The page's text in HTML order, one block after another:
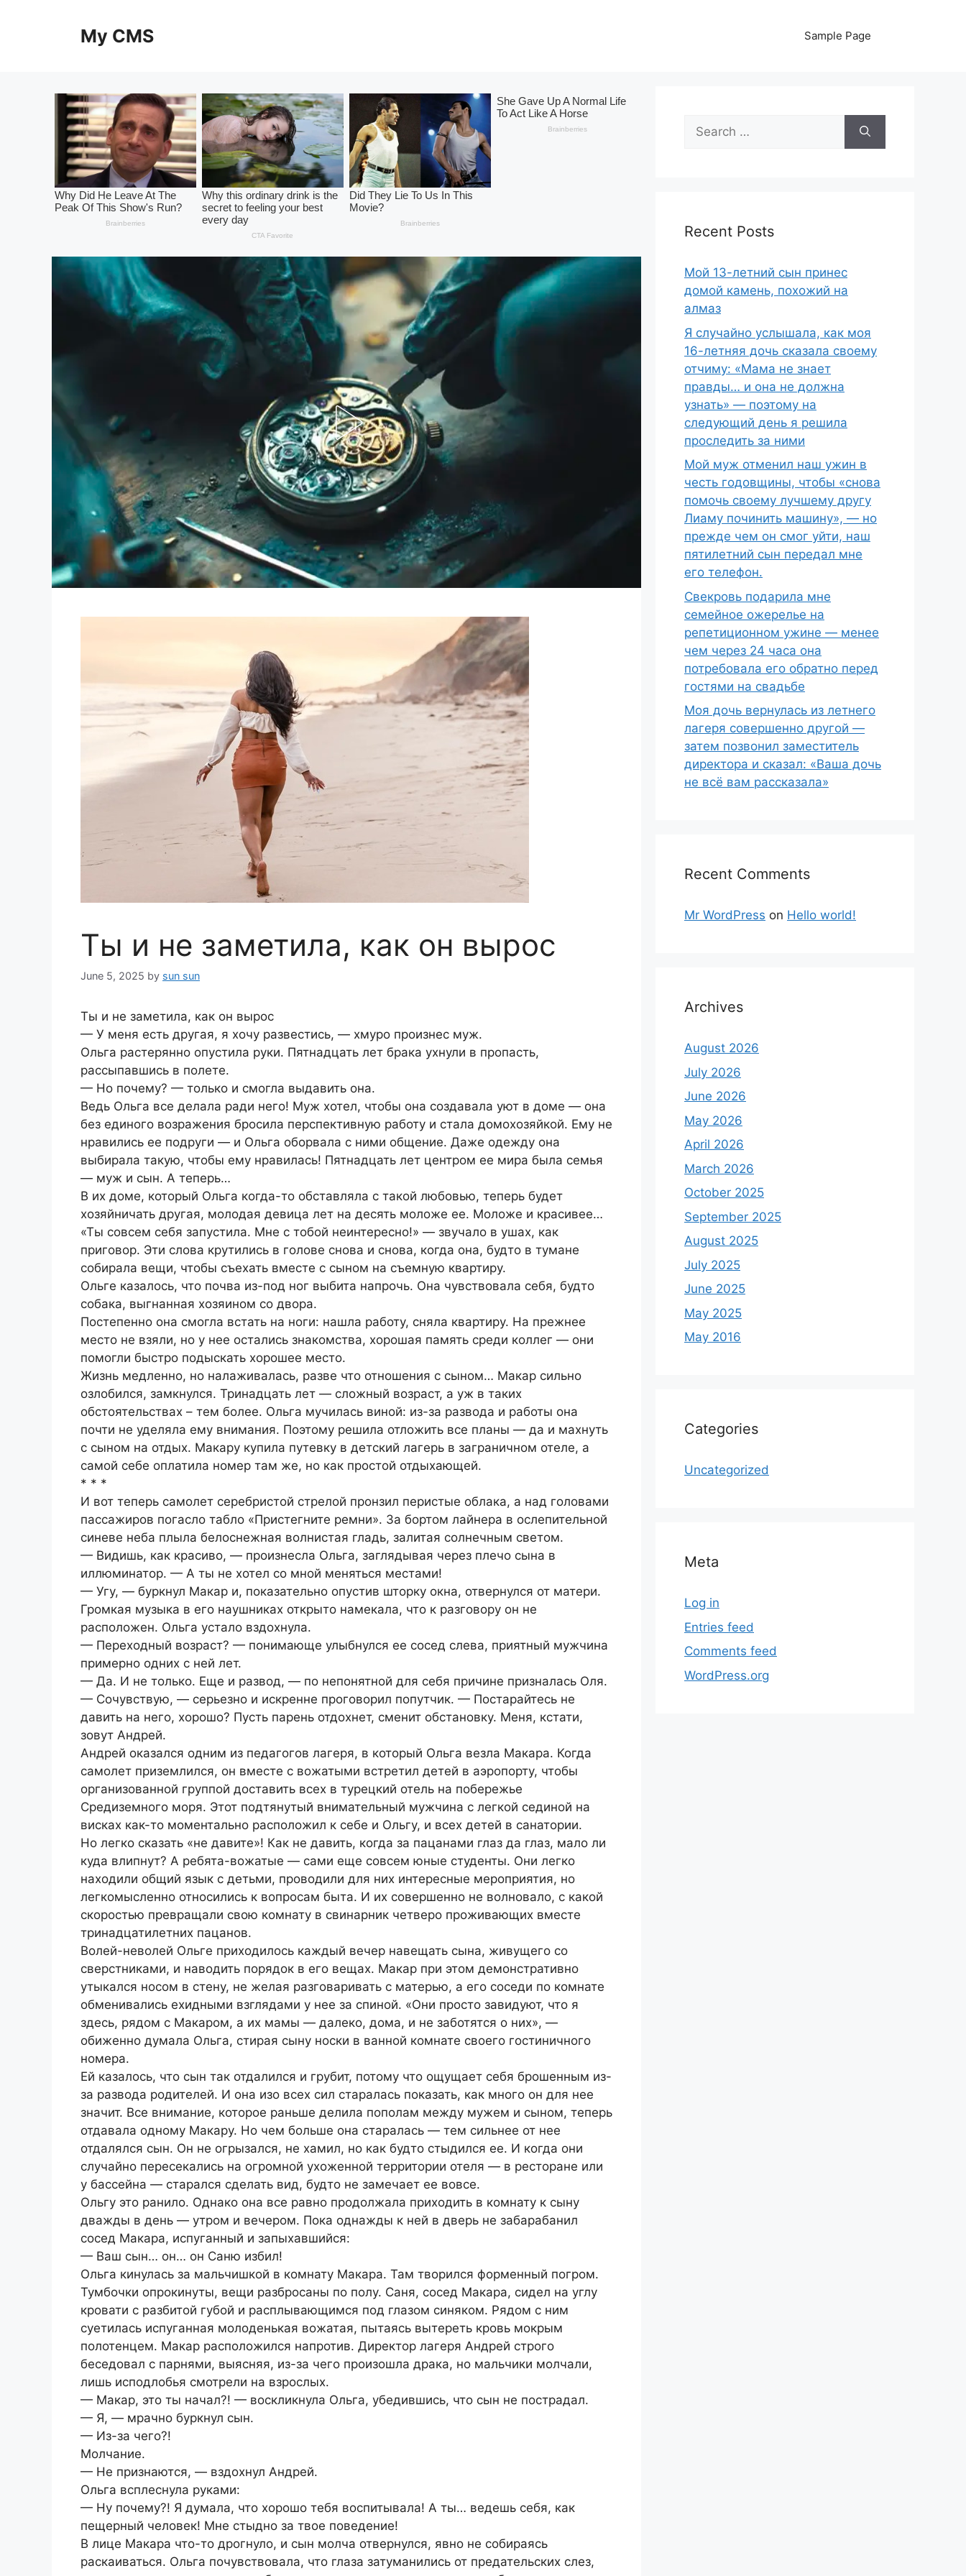
My CMS Sample Page
Ты и не заметила, как он вырос
June 5, 2025 by sun sun
Ты и не заметила, как он вырос
— У меня есть другая, я хочу развестись, — хмуро произнес муж.
Ольга растерянно опустила руки. Пятнадцать лет брака ухнули в пропасть,
рассыпавшись в полете.
— Но почему? — только и смогла выдавить она.
Ведь Ольга все делала ради него! Муж хотел, чтобы она создавала уют в доме — она
без единого возражения бросила перспективную работу и стала домохозяйкой. Ему не
нравились ее подруги — и Ольга оборвала с ними общение. Даже одежду она
выбирала такую, чтобы ему нравилась! Пятнадцать лет центром ее мира была семья
— муж и сын. А теперь…
В их доме, который Ольга когда-то обставляла с такой любовью, теперь будет
хозяйничать другая, молодая девица лет на десять моложе ее. Моложе и красивее…
«Ты совсем себя запустила. Мне с тобой неинтересно!» — звучало в ушах, как
приговор. Эти слова крутились в голове снова и снова, когда она, будто в тумане
собирала вещи, чтобы съехать вместе с сыном на съемную квартиру.
Ольге казалось, что почва из-под ног выбита напрочь. Она чувствовала себя, будто
собака, выгнанная хозяином со двора.
Постепенно она смогла встать на ноги: нашла работу, сняла квартиру. На прежнее
место не взяли, но у нее остались знакомства, хорошая память среди коллег — они
помогли быстро подыскать хорошее место.
Жизнь медленно, но налаживалась, разве что отношения с сыном… Макар сильно
озлобился, замкнулся. Тринадцать лет — сложный возраст, а уж в таких
обстоятельствах – тем более. Ольга мучилась виной: из-за развода и работы она
почти не уделяла ему внимания. Поэтому решила отложить все планы — да и махнуть
с сыном на отдых. Макару купила путевку в детский лагерь в заграничном отеле, а
самой себе оплатила номер там же, но как простой отдыхающей.
* * *
И вот теперь самолет серебристой стрелой пронзил перистые облака, а над головами
пассажиров погасло табло «Пристегните ремни». За бортом лайнера в ослепительной
синеве неба плыла белоснежная волнистая гладь, залитая солнечным светом.
— Видишь, как красиво, — произнесла Ольга, заглядывая через плечо сына в
иллюминатор. — А ты не хотел со мной меняться местами!
— Угу, — буркнул Макар и, показательно опустив шторку окна, отвернулся от матери.
Громкая музыка в его наушниках открыто намекала, что к разговору он не
расположен. Ольга устало вздохнула.
— Переходный возраст? — понимающе улыбнулся ее сосед слева, приятный мужчина
примерно одних с ней лет.
— Да. И не только. Еще и развод, — по непонятной для себя причине призналась Оля.
— Сочувствую, — серьезно и искренне проговорил попутчик. — Постарайтесь не
давить на него, хорошо? Пусть парень отдохнет, сменит обстановку. Меня, кстати,
зовут Андрей.
Андрей оказался одним из педагогов лагеря, в который Ольга везла Макара. Когда
самолет приземлился, он вместе с вожатыми встретил детей в аэропорту, чтобы
организованной группой доставить всех в турецкий отель на побережье
Средиземного моря. Этот подтянутый внимательный мужчина с легкой сединой на
висках как-то моментально расположил к себе и Ольгу, и всех детей в санатории.
Но легко сказать «не давите»! Как не давить, когда за пацанами глаз да глаз, мало ли
куда влипнут? А ребята-вожатые — сами еще совсем юные студенты. Они легко
находили общий язык с детьми, проводили для них интересные мероприятия, но
легкомысленно относились к вопросам быта. И их совершенно не волновало, с какой
скоростью превращали свою комнату в свинарник четверо проживающих вместе
тринадцатилетних пацанов.
Волей-неволей Ольге приходилось каждый вечер навещать сына, живущего со
сверстниками, и наводить порядок в его вещах. Макар при этом демонстративно
утыкался носом в стену, не желая разговаривать с матерью, а его соседи по комнате
обменивались ехидными взглядами у нее за спиной. «Они просто завидуют, что я
здесь, рядом с Макаром, а их мамы — далеко, дома, и не заботятся о них», —
обиженно думала Ольга, стирая сыну носки в ванной комнате своего гостиничного
номера.
Ей казалось, что сын так отдалился и грубит, потому что ощущает себя брошенным из-
за развода родителей. И она изо всех сил старалась показать, как много он для нее
значит. Все внимание, которое раньше делила пополам между мужем и сыном, теперь
отдавала одному Макару. Но чем больше она старалась — тем сильнее от нее
отдалялся сын. Он не огрызался, не хамил, но как будто стыдился ее. И когда они
случайно пересекались на огромной ухоженной территории отеля — в ресторане или
у бассейна — старался сделать вид, будто не замечает ее вовсе.
Ольгу это ранило. Однако она все равно продолжала приходить в комнату к сыну
дважды в день — утром и вечером. Пока однажды к ней в дверь не забарабанил
сосед Макара, испуганный и запыхавшийся:
— Ваш сын… он… он Саню избил!
Ольга кинулась за мальчишкой в комнату Макара. Там творился форменный погром.
Тумбочки опрокинуты, вещи разбросаны по полу. Саня, сосед Макара, сидел на углу
кровати с разбитой губой и расплывающимся под глазом синяком. Рядом с ним
суетилась испуганная молоденькая вожатая, пытаясь вытереть кровь мокрым
полотенцем. Макар расположился напротив. Директор лагеря Андрей строго
беседовал с парнями, выясняя, из-за чего произошла драка, но мальчики молчали,
лишь исподлобья смотрели на взрослых.
— Макар, это ты начал?! — воскликнула Ольга, убедившись, что сын не пострадал.
— Я, — мрачно буркнул сын.
— Из-за чего?!
Молчание.
— Не признаются, — вздохнул Андрей.
Ольга всплеснула руками:
— Ну почему?! Я думала, что хорошо тебя воспитывала! А ты… ведешь себя, как
пещерный человек! Мне стыдно за твое поведение!
В лице Макара что-то дрогнуло, и сын молча отвернулся, явно не собираясь
раскаиваться. Ольга почувствовала, что глаза затуманились от предательских слез,
Search
for:
Recent Posts
Мой 13-летний сын принес
домой камень, похожий на
алмаз
Я случайно услышала, как моя
16-летняя дочь сказала своему
отчиму: «Мама не знает
правды… и она не должна
узнать» — поэтому на
следующий день я решила
проследить за ними
Мой муж отменил наш ужин в
честь годовщины, чтобы «снова
помочь своему лучшему другу
Лиаму починить машину», — но
прежде чем он смог уйти, наш
пятилетний сын передал мне
его телефон.
Свекровь подарила мне
семейное ожерелье на
репетиционном ужине — менее
чем через 24 часа она
потребовала его обратно перед
гостями на свадьбе
Моя дочь вернулась из летнего
лагеря совершенно другой —
затем позвонил заместитель
директора и сказал: «Ваша дочь
не всё вам рассказала»
Recent Comments
Mr WordPress on Hello world!
Archives
August 2026
July 2026
June 2026
May 2026
April 2026
March 2026
October 2025
September 2025
August 2025
July 2025
June 2025
May 2025
May 2016
Categories
Uncategorized
Meta
Log in
Entries feed
Comments feed
WordPress.org